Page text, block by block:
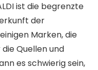
ist die begrenzte
der
Marken, die
Quellen und
es schwierig sein,